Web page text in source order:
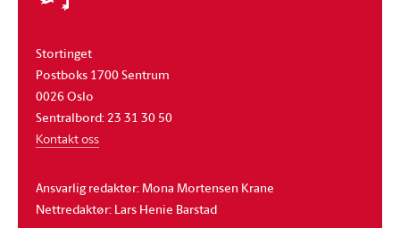
Stortinget
Postboks 1700 Sentrum
0026 Oslo
Sentralbord: 23 31 30 50
Kontakt oss
Ansvarlig redaktør: Mona Mortensen Krane
Nettredaktør: Lars Henie Barstad